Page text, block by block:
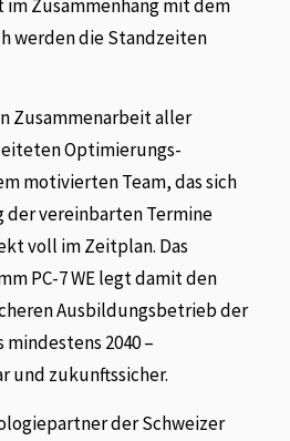
Zusammenhang mit dem
werden die Standzeiten
Zusammenarbeit aller
Optimierungs­
motivierten Team, das sich
verein­barten Termine
voll im Zeitplan. Das
PC-7 WE legt damit den
Ausbildungsbetrieb der
2040 –
und zukunftssicher.
der Schweizer